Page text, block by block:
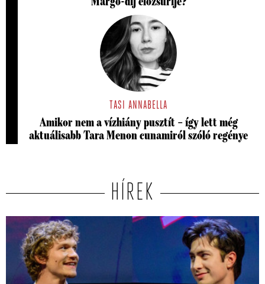
TASI ANNABELLA
Amikor nem a vízhiány pusztít – így lett még
aktuálisabb Tara Menon cunamiról szóló regénye
HÍREK